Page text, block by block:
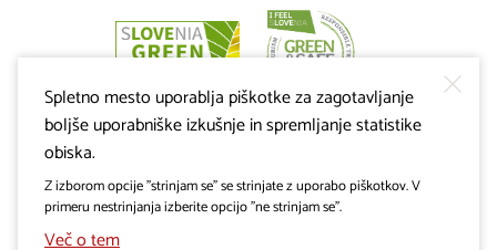
Spletno mesto uporablja piškotke za zagotavljanje
boljše uporabniške izkušnje in spremljanje statistike
obiska.
Z izborom opcije "strinjam se" se strinjate z uporabo piškotkov. V
primeru nestrinjanja izberite opcijo "ne strinjam se".
Več o tem